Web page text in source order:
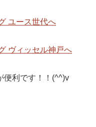
便利です！！(^^)v